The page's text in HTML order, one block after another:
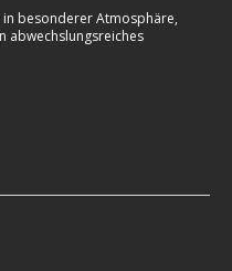
in besonderer Atmosphäre,
abwechslungsreiches